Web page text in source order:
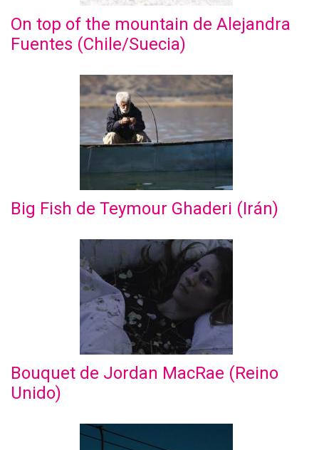
On top of the mountain de Alejandra
Fuentes (Chile/Suecia)
Big Fish de Teymour Ghaderi (Irán)
Bouquet de Jordan MacRae (Reino
Unido)